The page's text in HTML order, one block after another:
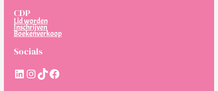
CDP
Lid worden
Inschrijven
Boekenverkoop
Socials
LinkedIn
Instagram
TikTokFacebook